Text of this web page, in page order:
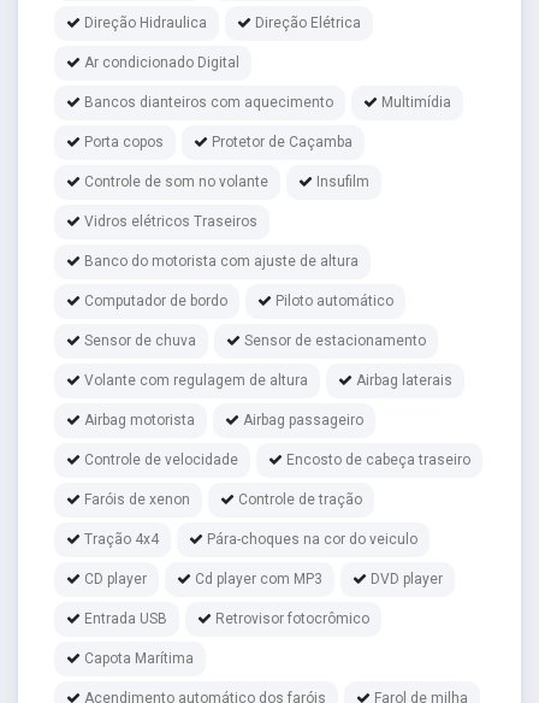
Direção Hidraulica Direção Elétrica
Ar condicionado Digital
Bancos dianteiros com aquecimento Multimídia
Porta copos Protetor de Caçamba
Controle de som no volante Insufilm
Vidros elétricos Traseiros
Banco do motorista com ajuste de altura
Computador de bordo Piloto automático
Sensor de chuva Sensor de estacionamento
Volante com regulagem de altura Airbag laterais
Airbag motorista Airbag passageiro
Controle de velocidade Encosto de cabeça traseiro
Faróis de xenon Controle de tração
Tração 4x4 Pára-choques na cor do veiculo
CD player Cd player com MP3 DVD player
Entrada USB Retrovisor fotocrômico
Capota Marítima
Acendimento automático dos faróis Farol de milha